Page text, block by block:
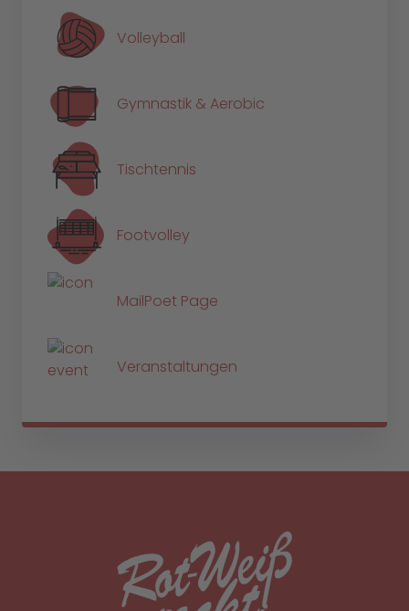
Volleyball
Gymnastik & Aerobic
Tischtennis
Footvolley
MailPoet Page
Veranstaltungen